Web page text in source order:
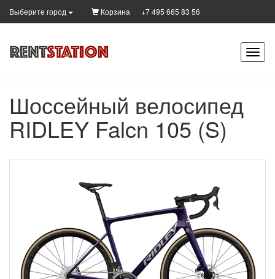
Выберите город Корзина +7 495 665 83 56
Шоссейный велосипед
RIDLEY Falcn 105 (S)